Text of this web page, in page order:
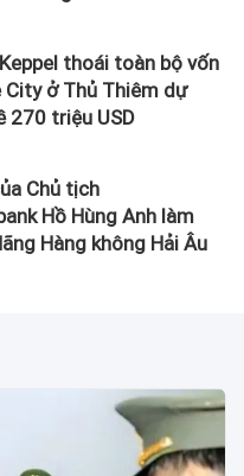
thoái toàn bộ vốn
City ở Thủ Thiêm dự
270 triệu USD
Chủ tịch
Hồ Hùng Anh làm
Hàng không Hải Âu